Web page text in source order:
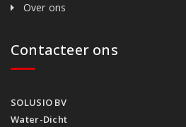
Over ons
Contacteer ons
SOLUSIO BV
Water-Dicht